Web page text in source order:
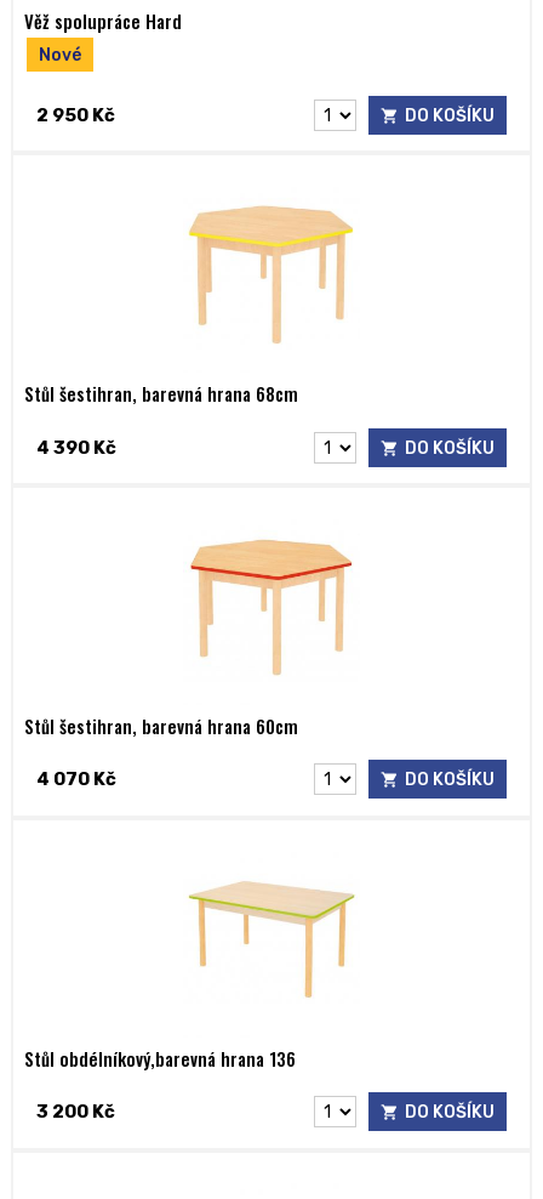
Nové
Věž spolupráce Hard
2 950 Kč DO KOŠÍKU
Stůl šestihran, barevná hrana 68cm
4 390 Kč DO KOŠÍKU
Stůl šestihran, barevná hrana 60cm
4 070 Kč DO KOŠÍKU
Stůl obdélníkový,barevná hrana 136
3 200 Kč DO KOŠÍKU